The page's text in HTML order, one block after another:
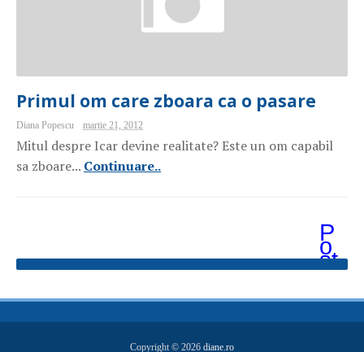
Primul om care zboara ca o pasare
Diana Popescu martie 21, 2012
Mitul despre Icar devine realitate? Este un om capabil
sa zboare... Continuare..
P
o
st
ăr
m
ai
v
Copyright © 2026 diane.ro